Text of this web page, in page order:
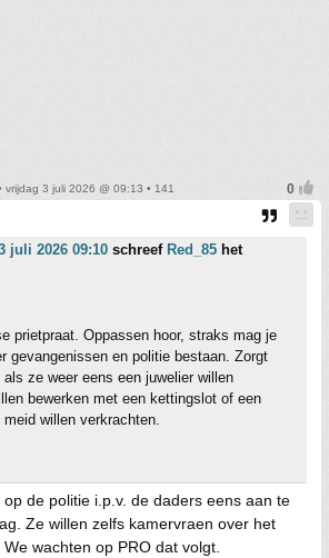
vrijdag 3 juli 2026 @ 09:13 • 141
juli 2026 09:10 schreef Red_85 het
prietpraat. Oppassen hoor, straks mag je
gevangenissen en politie bestaan. Zorgt
ze weer eens een juwelier willen
bewerken met een kettingslot of een
willen verkrachten.
op de politie i.p.v. de daders eens aan te
Ze willen zelfs kamervraen over het
wachten op PRO dat volgt.